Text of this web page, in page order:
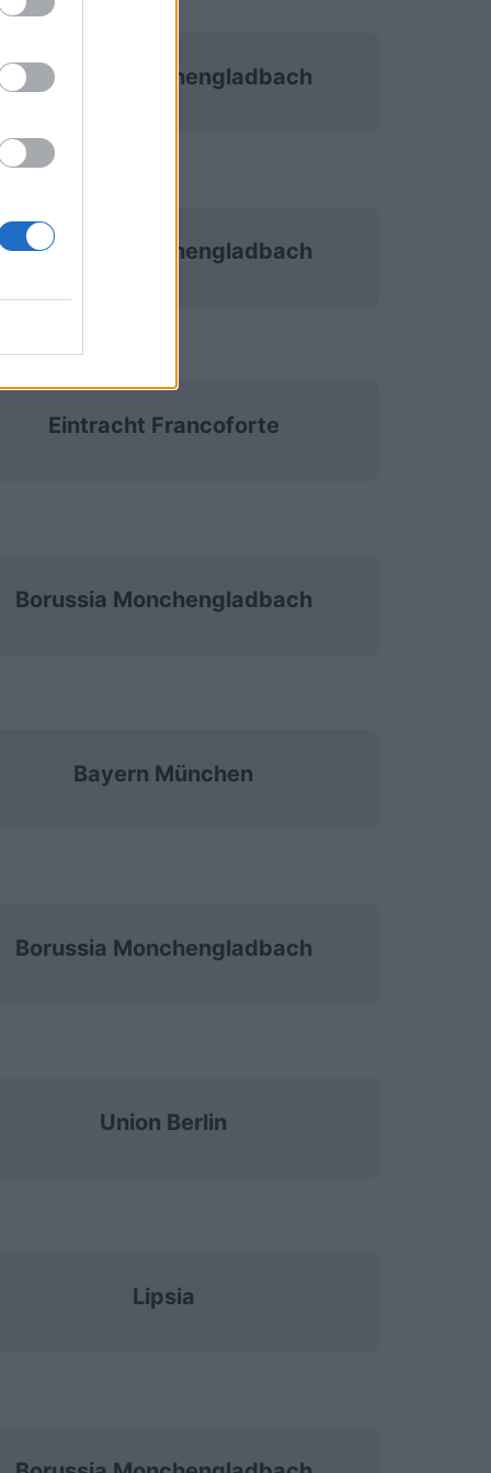
Borussia Monchengladbach
Borussia Monchengladbach
Eintracht Francoforte
Borussia Monchengladbach
Bayern München
Borussia Monchengladbach
Union Berlin
Lipsia